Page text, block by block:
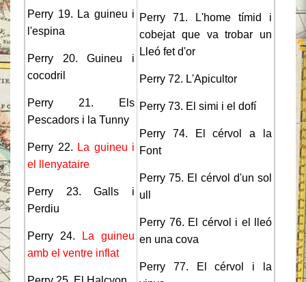
Perry 19. La guineu i
l'espina
Perry 20. Guineu i
cocodril
Perry 21. Els
Pescadors i la Tunny
Perry 22. La guineu i
el llenyataire
Perry 23. Galls i
Perdiu
Perry 24.
La guineu
amb el ventre inflat
Perry 71. L'home tímid i
cobejat que va trobar un
Lleó fet d'or
Perry 72. L'Apicultor
Perry 73. El simi i el dofí
Perry 74. El cérvol a la
Font
Perry 75. El cérvol d'un sol
ull
Perry 76. El cérvol i el lleó
en una cova
Perry 77. El cérvol i la